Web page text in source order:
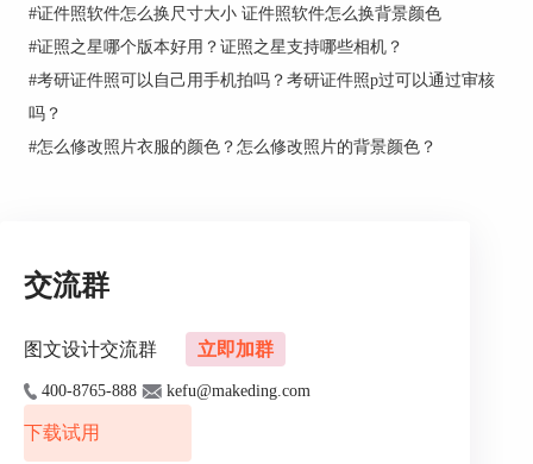
证照之星具有非常简易的证件照制作功能，一键
即可完成证件照所有的常规操作，自动完成照片裁
切、照片色彩修正等。在“规格设置”中选择任务照
片所需要制作处理的证件照规格，如选择制作新加
坡签证照片，选择“一键完成”即刻制作实现，只需
一键，就是这么简单。
#证件照软件怎么换尺寸大小 证件照软件怎么换背景颜色
#证照之星哪个版本好用？证照之星支持哪些相机？
#考研证件照可以自己用手机拍吗？考研证件照p过可以通过审核
吗？
#怎么修改照片衣服的颜色？怎么修改照片的背景颜色？
交流群
图文设计交流群 立即加群
400-8765-888 kefu@makeding.com
下载试用